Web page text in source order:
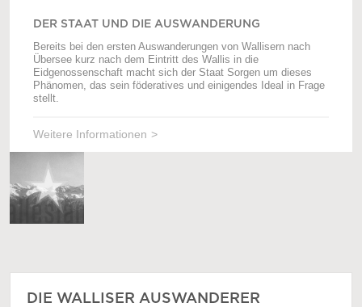
DER STAAT UND DIE AUSWANDERUNG
Bereits bei den ersten Auswanderungen von Wallisern nach
Übersee kurz nach dem Eintritt des Wallis in die
Eidgenossenschaft macht sich der Staat Sorgen um dieses
Phänomen, das sein föderatives und einigendes Ideal in Frage
stellt.
Weitere Informationen
DIE WALLISER AUSWANDERER